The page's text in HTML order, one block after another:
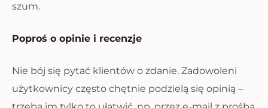
szum.
Poproś o opinie i recenzje
Nie bój się pytać klientów o zdanie. Zadowoleni
użytkownicy często chętnie podzielą się opinią –